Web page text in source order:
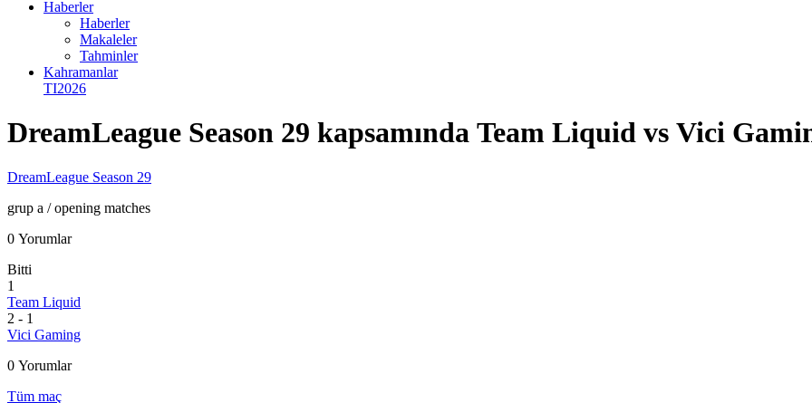
Haberler
Haberler
Makaleler
Tahminler
Kahramanlar
TI2026
DreamLeague Season 29 kapsamında Team Liquid vs Vici
DreamLeague Season 29
grup a / opening matches
0 Yorumlar
Bitti
1
Team Liquid
2 - 1
Vici Gaming
0 Yorumlar
Tüm maç